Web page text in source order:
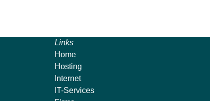
Links
Home
Hosting
Internet
IT-Services